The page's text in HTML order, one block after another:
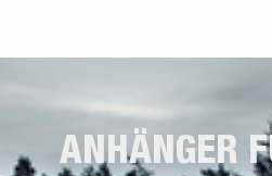
ANHÄNGER